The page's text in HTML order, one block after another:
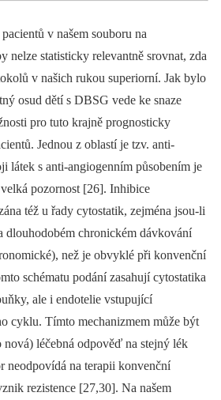
v našem souboru na
nelze statisticky relevantně srovnat, zda
v našich rukou superiorní. Jak bylo
osud dětí s DBSG vede ke snaze
pro tuto krajně prognosticky
Jednou z oblastí je tzv. anti-
látek s anti-angiogenním působením je
pozornost [26]. Inhibice
též u řady cytostatik, zejména jsou-li
dlouhodobém chronickém dávkování
než je obvyklé při konvenční
schématu podání zasahují cytostatika
ale i endotelie vstupující
cyklu. Tímto mechanizmem může být
léčebná odpověď na stejný lék
neodpovídá na terapii konvenční
rezistence [27,30]. Na našem